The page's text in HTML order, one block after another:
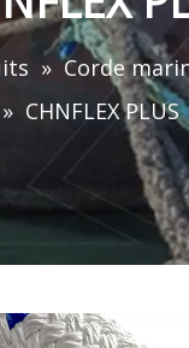
» Corde
» CHNFLEX PLUS